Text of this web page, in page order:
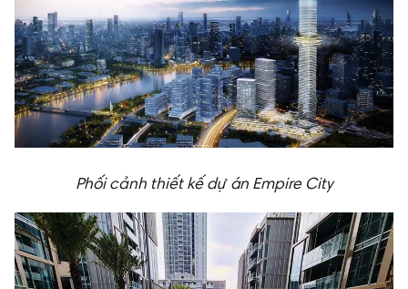
Phối cảnh thiết kế dự án Empire City